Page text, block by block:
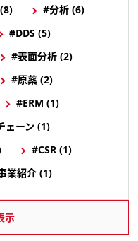
#分析 (6)
#DDS (5)
#表面分析 (2)
#原薬 (2)
#ERM (1)
ェーン (1)
#CSR (1)
業紹介 (1)
示